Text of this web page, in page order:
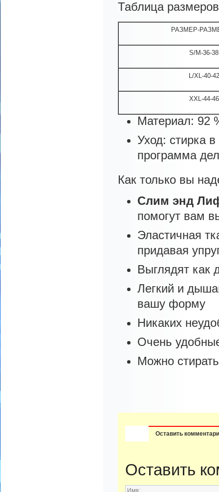
Таблица размеров
РАЗМЕР-
S/M-36-38
L/XL-40-42
XXL-44-46
Материал: 92
Уход: стирка
программа
Как только вы
Слим энд
помогут вам
Эластичная
придавая
Выглядят как
Легкий и
вашу форму
Никаких
Очень
Можно
Оставить
Оставить